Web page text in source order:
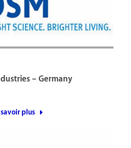
– Germany
savoir plus